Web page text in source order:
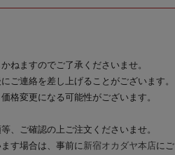
ねますのでご了承くださいませ。
ご連絡を差し上げることがございます。
格変更になる可能性がございます。
、ご確認の上ご注文くださいませ。
す場合は、事前に 新宿オカダヤ本店にご